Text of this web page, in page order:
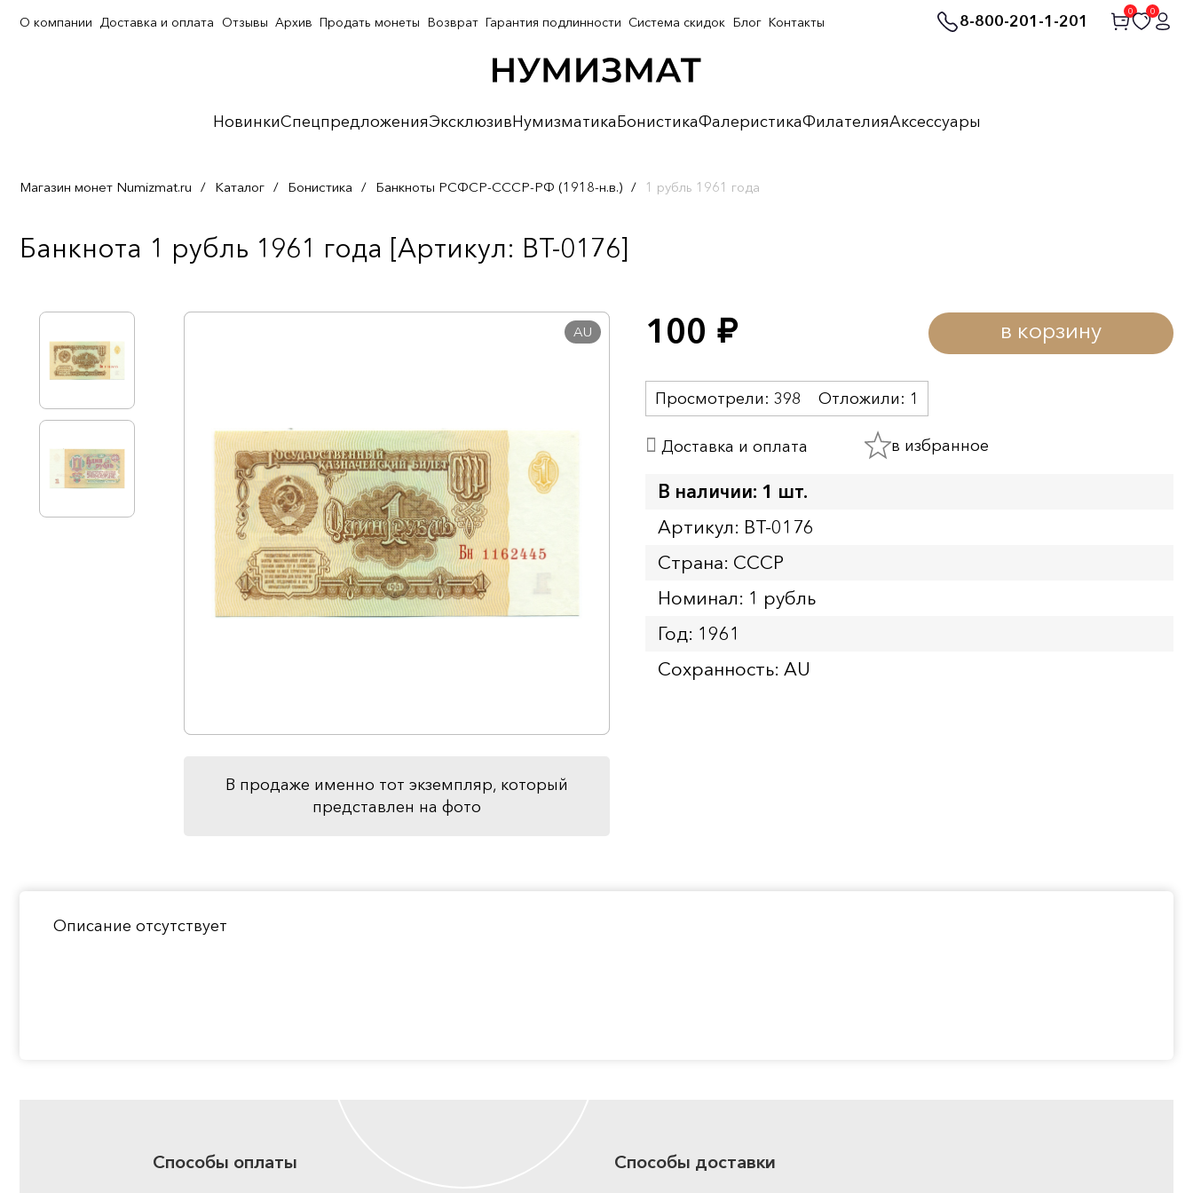
8-800-201-1-201
0 0
НовинкиСпецпредложенияЭксклюзивНумизматикаБонистикаФалеристикаФилателияАксессуары
О компании Доставка и оплата Отзывы Архив Продать монеты Возврат Гарантия подлинности Система скидок Блог Контакты
Магазин монет Numizmat.ru / Каталог / Бонистика / Банкноты РСФСР-СССР-РФ (1918-н.в.) / 1 рубль 1961 года
Банкнота 1 рубль 1961 года [Артикул: BT-0176]
AU
В продаже именно тот экземпляр, который
представлен на фото
100 руб. в корзину
Просмотрели: 398 Отложили: 1
Доставка и оплата в избранное
В наличии: 1 шт.
Артикул: BT-0176
Страна: СССР
Номинал: 1 рубль
Год: 1961
Сохранность: AU
Описание отсутствует
Способы оплаты Способы доставки